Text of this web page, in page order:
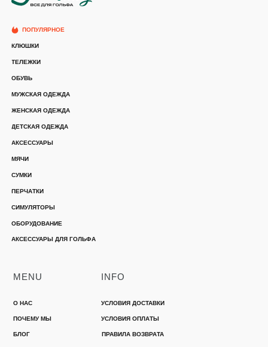
О НАС
ПОЧЕМУ МЫ
MENU
БЛОГ
УСЛОВИЯ ДОСТАВКИ
УСЛОВИЯ ОПЛАТЫ
INFO
КЛЮШКИ
СУМКИ
ОБУВЬ
ПЕРЧАТКИ
ТЕЛЕЖКИ
АКСЕССУАРЫ ДЛЯ ГОЛЬФА
МЯЧИ
СИМУЛЯТОРЫ
ОБОРУДОВАНИЕ
МУЖСКАЯ ОДЕЖДА
ЖЕНСКАЯ ОДЕЖДА
ДЕТСКАЯ ОДЕЖДА
АКСЕССУАРЫ
ПОПУЛЯРНОЕ
ПРАВИЛА ВОЗВРАТА